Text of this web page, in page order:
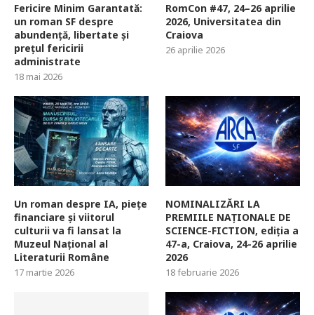
Fericire Minim Garantată:
un roman SF despre
abundență, libertate și
prețul fericirii
administrate
18 mai 2026
RomCon #47, 24–26 aprilie
2026, Universitatea din
Craiova
26 aprilie 2026
Un roman despre IA, piețe
financiare și viitorul
culturii va fi lansat la
Muzeul Național al
Literaturii Române
17 martie 2026
NOMINALIZĂRI LA
PREMIILE NAȚIONALE DE
SCIENCE-FICTION, ediția a
47-a, Craiova, 24-26 aprilie
2026
18 februarie 2026